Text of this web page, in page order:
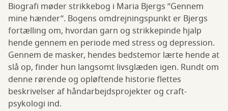
Biografi møder strikkebog i Maria Bjergs ”Gennem
mine hænder”. Bogens omdrejningspunkt er Bjergs
fortælling om, hvordan garn og strikkepinde hjalp
hende gennem en periode med stress og depression.
Gennem de masker, hendes bedstemor lærte hende at
slå op, finder hun langsomt livsglæden igen. Rundt om
denne rørende og opløftende historie flettes
beskrivelser af håndarbejdsprojekter og craft-
psykologi ind.